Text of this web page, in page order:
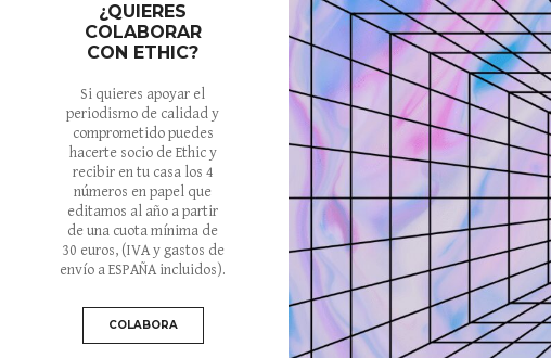
¿QUIERES
COLABORAR
CON ETHIC?
Si quieres apoyar el
periodismo de calidad y
comprometido puedes
hacerte socio de Ethic y
recibir en tu casa los 4
números en papel que
editamos al año a partir
de una cuota mínima de
30 euros, (IVA y gastos de
envío a ESPAÑA incluidos).
COLABORA